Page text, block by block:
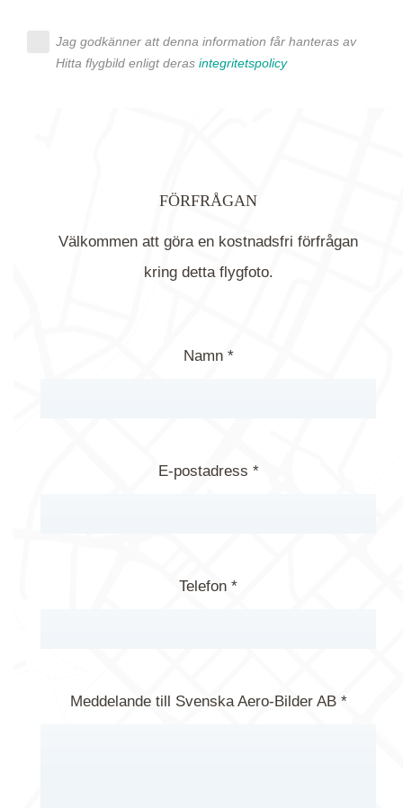
Jag godkänner att denna information får hanteras av
Hitta flygbild enligt deras integritetspolicy
FÖRFRÅGAN
Välkommen att göra en kostnadsfri förfrågan
kring detta flygfoto.
Namn *
E-postadress *
Telefon *
Meddelande till Svenska Aero-Bilder AB *